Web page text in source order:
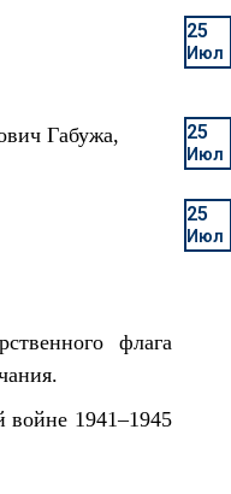
Габужа,
флага
1941–1945
25
Июл
25
Июл
25
Июл